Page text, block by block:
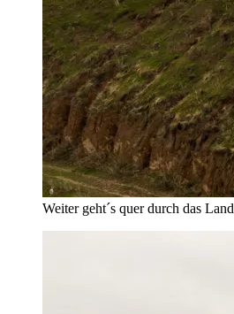
Weiter geht´s quer durch das Land